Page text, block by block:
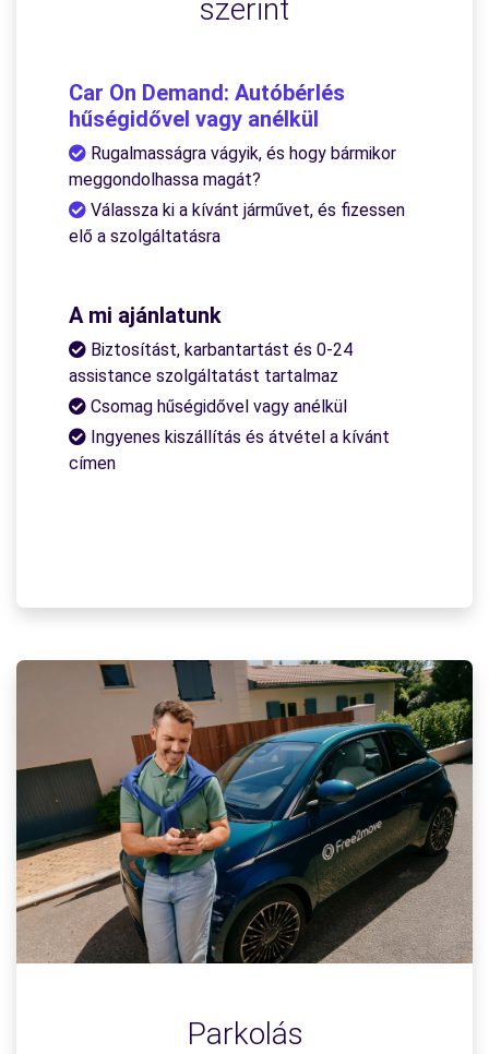
szerint
Car On Demand: Autóbérlés
hűségidővel vagy anélkül
Rugalmasságra vágyik, és hogy bármikor
meggondolhassa magát?
Válassza ki a kívánt járművet, és fizessen
elő a szolgáltatásra
A mi ajánlatunk
Biztosítást, karbantartást és 0-24
assistance szolgáltatást tartalmaz
Csomag hűségidővel vagy anélkül
Ingyenes kiszállítás és átvétel a kívánt
címen
Parkolás